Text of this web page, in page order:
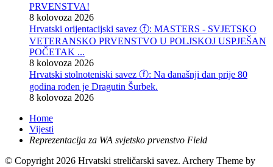
PRVENSTVA!
8 kolovoza 2026
Hrvatski orijentacijski savez ⓕ: MASTERS - SVJETSKO
VETERANSKO PRVENSTVO U POLJSKOJ USPJEŠAN
POČETAK ...
8 kolovoza 2026
Hrvatski stolnoteniski savez ⓕ: Na današnji dan prije 80
godina rođen je Dragutin Šurbek.
8 kolovoza 2026
Home
Vijesti
Reprezentacija za WA svjetsko prvenstvo Field
© Copyright 2026 Hrvatski streličarski savez. Archery Theme by